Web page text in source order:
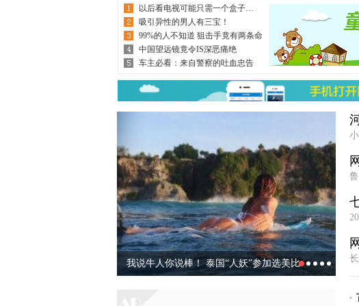
以后看电视可能只需一个盒子…
吸引异性的男人有三宝！
99%的人不知道 狙击手竟有两条命
中国望远镜竟令IS深恶痛绝
车主必看：来自警察的吐血忠告
泰国“人妖”参加选美比赛 身材姣好 泰